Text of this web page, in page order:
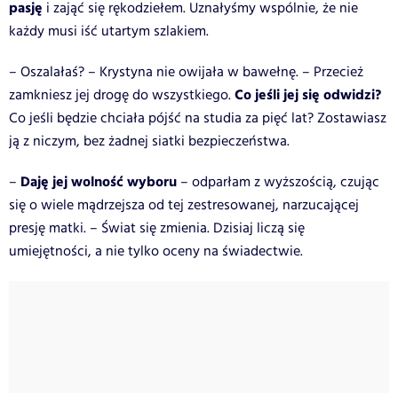
pasję i zająć się rękodziełem. Uznałyśmy wspólnie, że nie
każdy musi iść utartym szlakiem.
– Oszalałaś? – Krystyna nie owijała w bawełnę. – Przecież
zamkniesz jej drogę do wszystkiego.Co jeśli jej się odwidzi?
Co jeśli będzie chciała pójść na studia za pięć lat? Zostawiasz
ją z niczym, bez żadnej siatki bezpieczeństwa.
– Daję jej wolność wyboru – odparłam z wyższością, czując
się o wiele mądrzejsza od tej zestresowanej, narzucającej
presję matki. – Świat się zmienia. Dzisiaj liczą się
umiejętności, a nie tylko oceny na świadectwie.